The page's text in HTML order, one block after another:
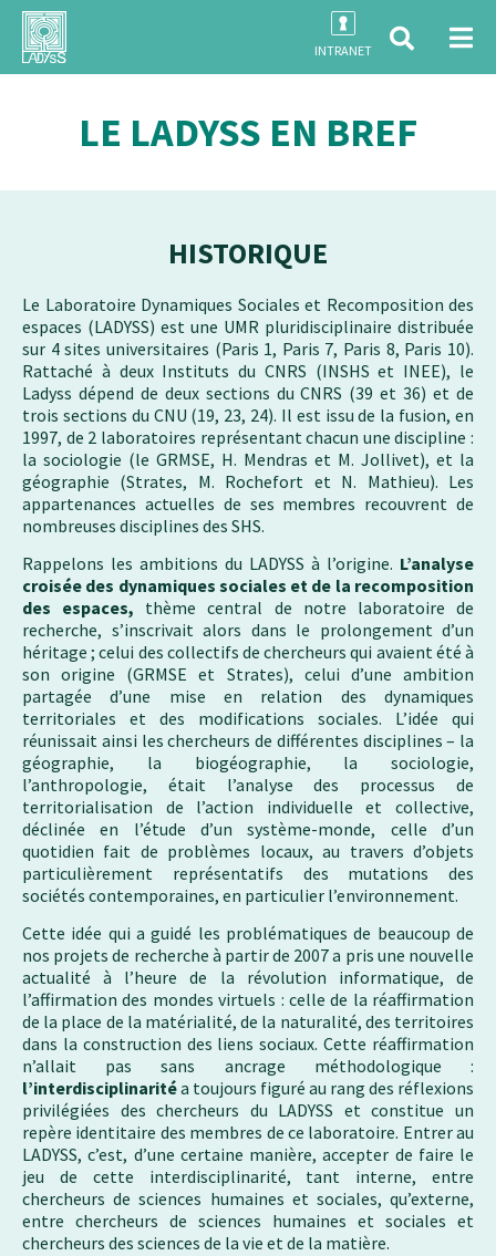
INTRANET
LE LADYSS EN BREF
HISTORIQUE
Le Laboratoire Dynamiques Sociales et Recomposition des
espaces (LADYSS) est une UMR pluridisciplinaire distribuée
sur 4 sites universitaires (Paris 1, Paris 7, Paris 8, Paris 10).
Rattaché à deux Instituts du CNRS (INSHS et INEE), le
Ladyss dépend de deux sections du CNRS (39 et 36) et de
trois sections du CNU (19, 23, 24). Il est issu de la fusion, en
1997, de 2 laboratoires représentant chacun une discipline :
la sociologie (le GRMSE, H. Mendras et M. Jollivet), et la
géographie (Strates, M. Rochefort et N. Mathieu). Les
appartenances actuelles de ses membres recouvrent de
nombreuses disciplines des SHS.
Rappelons les ambitions du LADYSS à l’origine. L’analyse
croisée des dynamiques sociales et de la recomposition
des espaces, thème central de notre laboratoire de
recherche, s’inscrivait alors dans le prolongement d’un
héritage ; celui des collectifs de chercheurs qui avaient été à
son origine (GRMSE et Strates), celui d’une ambition
partagée d’une mise en relation des dynamiques
territoriales et des modifications sociales. L’idée qui
réunissait ainsi les chercheurs de différentes disciplines – la
géographie, la biogéographie, la sociologie,
l’anthropologie, était l’analyse des processus de
territorialisation de l’action individuelle et collective,
déclinée en l’étude d’un système-monde, celle d’un
quotidien fait de problèmes locaux, au travers d’objets
particulièrement représentatifs des mutations des
sociétés contemporaines, en particulier l’environnement.
Cette idée qui a guidé les problématiques de beaucoup de
nos projets de recherche à partir de 2007 a pris une nouvelle
actualité à l’heure de la révolution informatique, de
l’affirmation des mondes virtuels : celle de la réaffirmation
de la place de la matérialité, de la naturalité, des territoires
dans la construction des liens sociaux. Cette réaffirmation
n’allait pas sans ancrage méthodologique :
l’interdisciplinaritéa toujours figuré au rang des réflexions
privilégiées des chercheurs du LADYSS et constitue un
repère identitaire des membres de ce laboratoire. Entrer au
LADYSS, c’est, d’une certaine manière, accepter de faire le
jeu de cette interdisciplinarité, tant interne, entre
chercheurs de sciences humaines et sociales, qu’externe,
entre chercheurs de sciences humaines et sociales et
chercheurs des sciences de la vie et de la matière.